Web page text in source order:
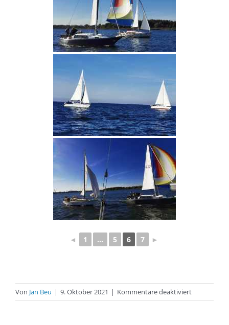
◄ 1 ... 5 6 7 ►
Von Jan Beu | 9. Oktober 2021 | Kommentare deaktiviertfür
Absegeln